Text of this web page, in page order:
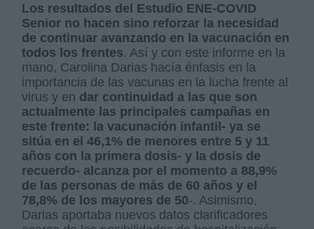
Los resultados del Estudio ENE-COVID
Senior no hacen sino reforzar la necesidad
de continuar avanzando en la vacunación en
todos los frentes. Así y con este informe en la
mano, Carolina Darias hacía énfasis en la
importancia de las vacunas en la lucha frente al
virus y en dar continuidad a las que son
actualmente las principales campañas en
este frente: la vacunación infantil- ya se
sitúa en el 46,1% de menores entre 5 y 11
años con la primera dosis- y la dosis de
recuerdo- alcanza por el momento a 88,9%
de las personas de más de 60 años y el
78,8% de los mayores de 50-. Asimismo,
Darias aportaba nuevos datos clarificadores